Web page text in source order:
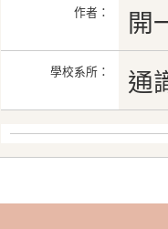
作者： 開
學校系所： 通